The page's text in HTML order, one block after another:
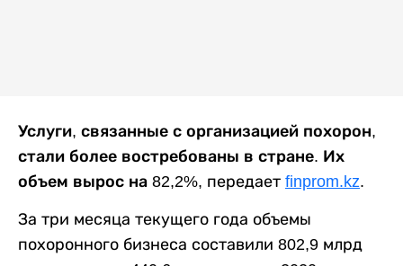
Услуги, связанные с организацией похорон,
стали более востребованы в стране. Их
объем вырос на 82,2%, передает finprom.kz.
За три месяца текущего года объемы
похоронного бизнеса составили 802,9 млрд